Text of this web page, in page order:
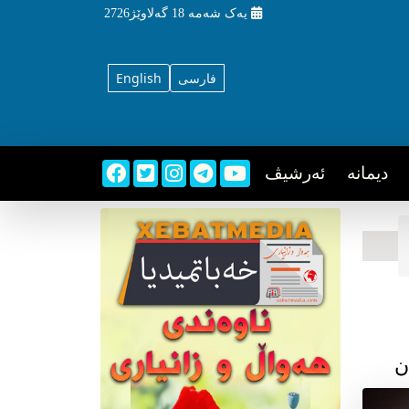
یه‌ک شه‌مه‌ 18 گه‌لاوێژ2726
English فارسی
دیمانه ئه‌رشیڤ